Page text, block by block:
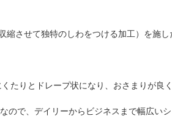
縮させて独特のしわをつける加工）を施
たりとドレープ状になり、おさまりが良
で、デイリーからビジネスまで幅広い